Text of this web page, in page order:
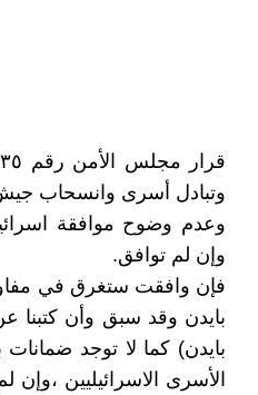
وتبادل أسرى وانسحاب
وعدم وضوح موافقة
وإن لم توافق.
فإن وافقت ستغرق في
بايدن وقد سبق وأن كتبنا
بايدن) كما لا توجد ضمانات
الأسرى الاسرائيليين